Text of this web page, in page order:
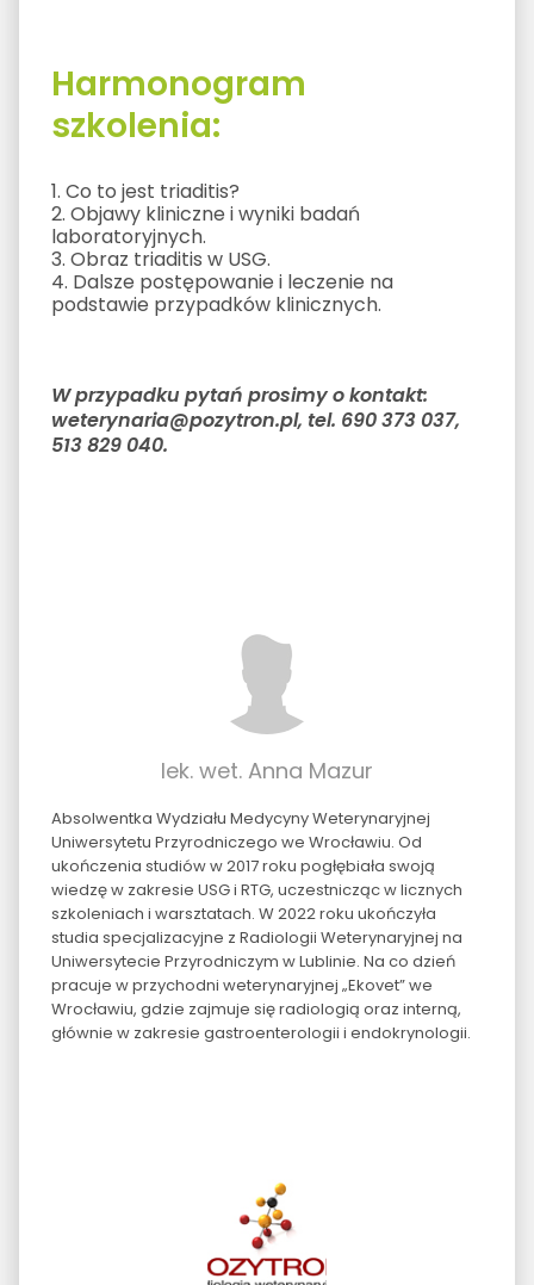
Harmonogram
szkolenia:
1. Co to jest triaditis?
2. Objawy kliniczne i wyniki badań
laboratoryjnych.
3. Obraz triaditis w USG.
4. Dalsze postępowanie i leczenie na
podstawie przypadków klinicznych.
W przypadku pytań prosimy o kontakt:
weterynaria@pozytron.pl, tel. 690 373 037,
513 829 040.
lek. wet. Anna Mazur
Absolwentka Wydziału Medycyny Weterynaryjnej
Uniwersytetu Przyrodniczego we Wrocławiu. Od
ukończenia studiów w 2017 roku pogłębiała swoją
wiedzę w zakresie USG i RTG, uczestnicząc w licznych
szkoleniach i warsztatach. W 2022 roku ukończyła
studia specjalizacyjne z Radiologii Weterynaryjnej na
Uniwersytecie Przyrodniczym w Lublinie. Na co dzień
pracuje w przychodni weterynaryjnej „Ekovet” we
Wrocławiu, gdzie zajmuje się radiologią oraz interną,
głównie w zakresie gastroenterologii i endokrynologii.